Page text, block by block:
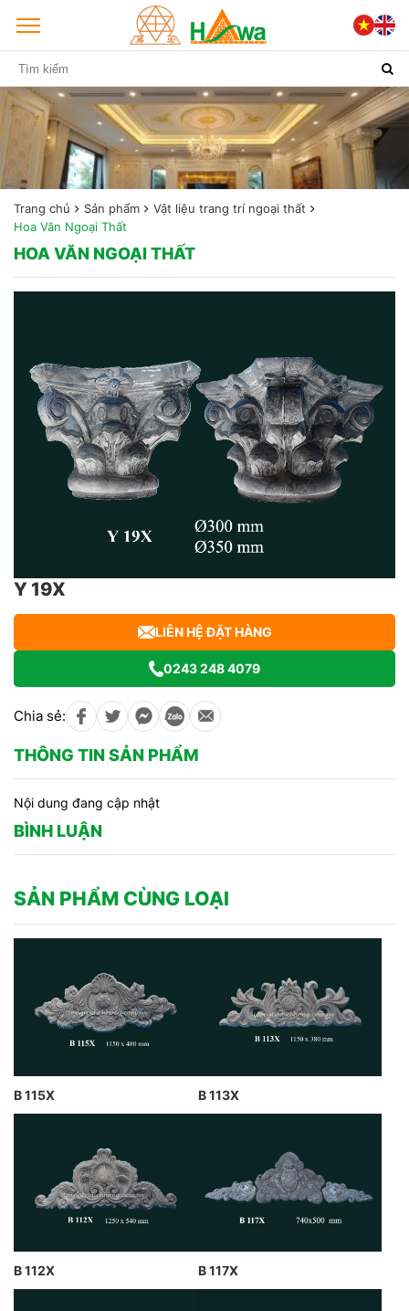
Trang chủ Sản phẩm
Vật liệu trang trí ngoại thất
Hoa Văn Ngoại Thất
HOA VĂN NGOẠI THẤT
Y 19X
LIÊN HỆ ĐẶT HÀNG
0243 248 4079
Chia sẻ:
THÔNG TIN SẢN PHẨM
Nội dung đang cập nhật
BÌNH LUẬN
SẢN PHẨM CÙNG LOẠI
B 115X B 113X
B 112X B 117X